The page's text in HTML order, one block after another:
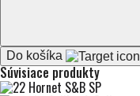
Do košíka
Súvisiace produkty